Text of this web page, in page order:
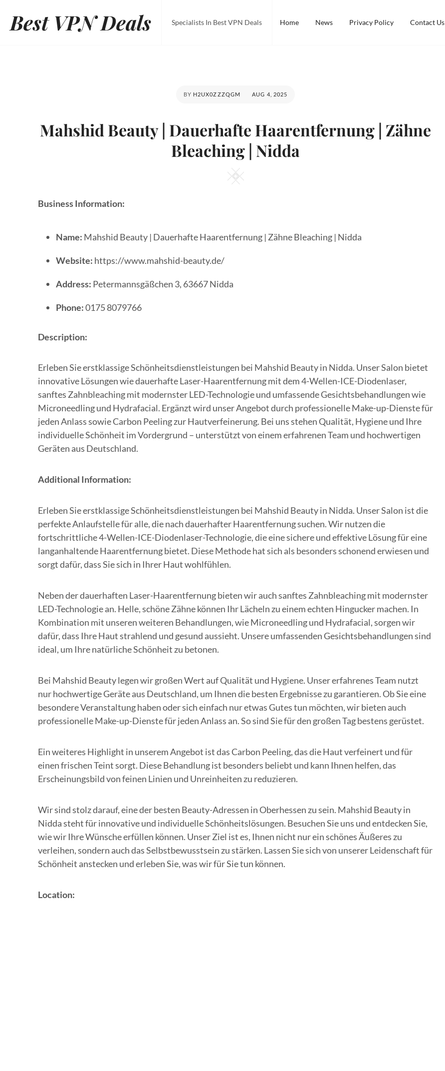
Best VPN Deals Specialists In Best VPN Deals Home News Privacy Policy Contact Us
BY H2UX0ZZZQGM AUG 4, 2025
Mahshid Beauty | Dauerhafte Haarentfernung | Zähne
Bleaching | Nidda
Business Information:
Name: Mahshid Beauty | Dauerhafte Haarentfernung | Zähne Bleaching | Nidda
Website: https://www.mahshid-beauty.de/
Address: Petermannsgäßchen 3, 63667 Nidda
Phone:0175 8079766
Description:
Erleben Sie erstklassige Schönheitsdienstleistungen bei Mahshid Beauty in Nidda. Unser Salon bietet
innovative Lösungen wie dauerhafte Laser-Haarentfernung mit dem 4-Wellen-ICE-Diodenlaser,
sanftes Zahnbleaching mit modernster LED-Technologie und umfassende Gesichtsbehandlungen wie
Microneedling und Hydrafacial. Ergänzt wird unser Angebot durch professionelle Make-up-Dienste für
jeden Anlass sowie Carbon Peeling zur Hautverfeinerung. Bei uns stehen Qualität, Hygiene und Ihre
individuelle Schönheit im Vordergrund – unterstützt von einem erfahrenen Team und hochwertigen
Geräten aus Deutschland.
Additional Information:
Erleben Sie erstklassige Schönheitsdienstleistungen bei Mahshid Beauty in Nidda. Unser Salon ist die
perfekte Anlaufstelle für alle, die nach dauerhafter Haarentfernung suchen. Wir nutzen die
fortschrittliche 4-Wellen-ICE-Diodenlaser-Technologie, die eine sichere und effektive Lösung für eine
langanhaltende Haarentfernung bietet. Diese Methode hat sich als besonders schonend erwiesen und
sorgt dafür, dass Sie sich in Ihrer Haut wohlfühlen.
Neben der dauerhaften Laser-Haarentfernung bieten wir auch sanftes Zahnbleaching mit modernster
LED-Technologie an. Helle, schöne Zähne können Ihr Lächeln zu einem echten Hingucker machen. In
Kombination mit unseren weiteren Behandlungen, wie Microneedling und Hydrafacial, sorgen wir
dafür, dass Ihre Haut strahlend und gesund aussieht. Unsere umfassenden Gesichtsbehandlungen sind
ideal, um Ihre natürliche Schönheit zu betonen.
Bei Mahshid Beauty legen wir großen Wert auf Qualität und Hygiene. Unser erfahrenes Team nutzt
nur hochwertige Geräte aus Deutschland, um Ihnen die besten Ergebnisse zu garantieren. Ob Sie eine
besondere Veranstaltung haben oder sich einfach nur etwas Gutes tun möchten, wir bieten auch
professionelle Make-up-Dienste für jeden Anlass an. So sind Sie für den großen Tag bestens gerüstet.
Ein weiteres Highlight in unserem Angebot ist das Carbon Peeling, das die Haut verfeinert und für
einen frischen Teint sorgt. Diese Behandlung ist besonders beliebt und kann Ihnen helfen, das
Erscheinungsbild von feinen Linien und Unreinheiten zu reduzieren.
Wir sind stolz darauf, eine der besten Beauty-Adressen in Oberhessen zu sein. Mahshid Beauty in
Nidda steht für innovative und individuelle Schönheitslösungen. Besuchen Sie uns und entdecken Sie,
wie wir Ihre Wünsche erfüllen können. Unser Ziel ist es, Ihnen nicht nur ein schönes Äußeres zu
verleihen, sondern auch das Selbstbewusstsein zu stärken. Lassen Sie sich von unserer Leidenschaft für
Schönheit anstecken und erleben Sie, was wir für Sie tun können.
Location: